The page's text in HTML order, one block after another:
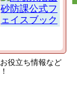
お役立ち情報など